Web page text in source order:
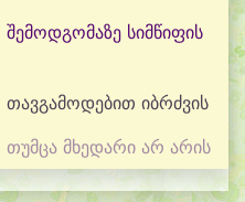
შემოდგომაზე სიმწიფის
თავგამოდებით იბრძვის
თუმცა მხედარი არ არის